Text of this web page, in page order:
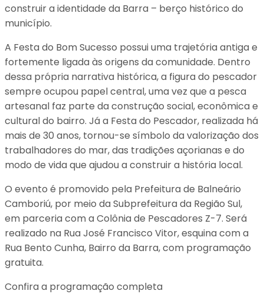
construir a identidade da Barra – berço histórico do
município.
A Festa do Bom Sucesso possui uma trajetória antiga e
fortemente ligada às origens da comunidade. Dentro
dessa própria narrativa histórica, a figura do pescador
sempre ocupou papel central, uma vez que a pesca
artesanal faz parte da construção social, econômica e
cultural do bairro. Já a Festa do Pescador, realizada há
mais de 30 anos, tornou-se símbolo da valorização dos
trabalhadores do mar, das tradições açorianas e do
modo de vida que ajudou a construir a história local.
O evento é promovido pela Prefeitura de Balneário
Camboriú, por meio da Subprefeitura da Região Sul,
em parceria com a Colônia de Pescadores Z-7. Será
realizado na Rua José Francisco Vitor, esquina com a
Rua Bento Cunha, Bairro da Barra, com programação
gratuita.
Confira a programação completa